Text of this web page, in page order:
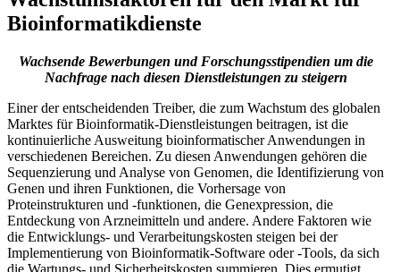
Bioinformatikdienste
Wachsende Bewerbungen und Forschungsstipendien um die
Nachfrage nach diesen Dienstleistungen zu steigern
Einer der entscheidenden Treiber, die zum Wachstum des globalen
Marktes für Bioinformatik-Dienstleistungen beitragen, ist die
kontinuierliche Ausweitung bioinformatischer Anwendungen in
verschiedenen Bereichen. Zu diesen Anwendungen gehören die
Sequenzierung und Analyse von Genomen, die Identifizierung von
Genen und ihren Funktionen, die Vorhersage von
Proteinstrukturen und -funktionen, die Genexpression, die
Entdeckung von Arzneimitteln und andere. Andere Faktoren wie
die Entwicklungs- und Verarbeitungskosten steigen bei der
Implementierung von Bioinformatik-Software oder -Tools, da sich
die Wartungs- und Sicherheitskosten summieren. Dies ermutigt